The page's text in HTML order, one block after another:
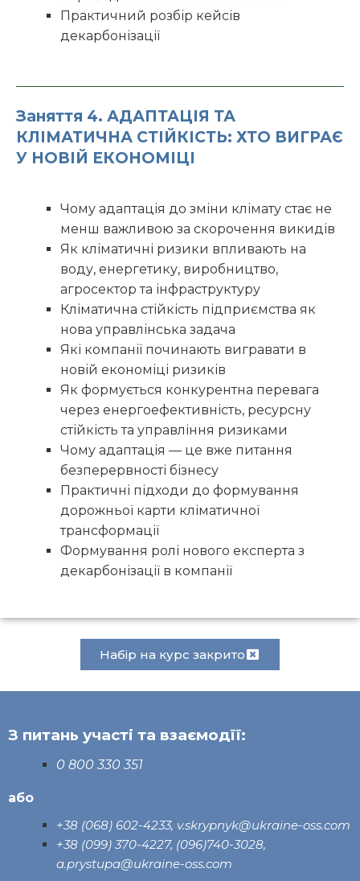
Практичний розбір кейсів
декарбонізації
Заняття 4. АДАПТАЦІЯ ТА
КЛІМАТИЧНА СТІЙКІСТЬ: ХТО ВИГРАЄ
У НОВІЙ ЕКОНОМІЦІ
Чому адаптація до зміни клімату стає не
менш важливою за скорочення викидів
Як кліматичні ризики впливають на
воду, енергетику, виробництво,
агросектор та інфраструктуру
Кліматична стійкість підприємства як
нова управлінська задача
Які компанії починають вигравати в
новій економіці ризиків
Як формується конкурентна перевага
через енергоефективність, ресурсну
стійкість та управління ризиками
Чому адаптація — це вже питання
безперервності бізнесу
Практичні підходи до формування
дорожньої карти кліматичної
трансформації
Формування ролі нового експерта з
декарбонізації в компанії
Набір на курс закрито
З питань участі та взаємодїї:
0 800 330 351
або
+38 (068) 602-4233, v.skrypnyk@ukraine-oss.com
+38 (099) 370-4227, (096)740-3028,
a.prystupa@ukraine-oss.com